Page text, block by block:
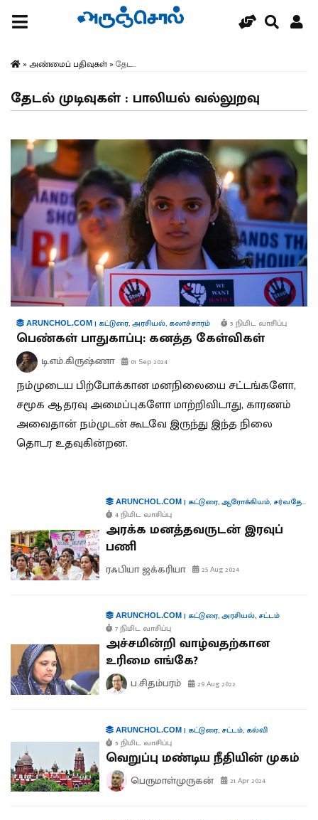
» அண்மைப் பதிவுகள்» தேட...
தேடல் முடிவுகள் : பாலியல் வல்லுறவு
ARUNCHOL.COM | கட்டுரை,அரசியல், கலாச்சாரம் 5 நிமிட வாசிப்பு
பெண்கள் பாதுகாப்பு: கனத்த கேள்விகள்
டி.எம்.கிருஷ்ணா 01 Sep 2024
நம்முடைய பிற்போக்கான மனநிலையை சட்டங்களோ,
சமூக ஆதரவு அமைப்புகளோ மாற்றிவிடாது, காரணம்
அவைதான் நம்முடன் கூடவே இருந்து இந்த நிலை
தொடர உதவுகின்றன.
ARUNCHOL.COM| கட்டுரை,ஆரோக்கியம், சர்வதேசம்
4 நிமிட வாசிப்பு
அரக்க மனத்தவருடன் இரவுப்
பணி
ரஃபியா ஜக்கரியா 25 Aug 2024
ARUNCHOL.COM| கட்டுரை,அரசியல், சட்டம்
7 நிமிட வாசிப்பு
அச்சமின்றி வாழ்வதற்கான
உரிமை எங்கே?
ப.சிதம்பரம் 29 Aug 2022
ARUNCHOL.COM| கட்டுரை, சட்டம், கல்வி
5 நிமிட வாசிப்பு
வெறுப்பு மண்டிய நீதியின் முகம்
பெருமாள்முருகன் 21 Apr 2024